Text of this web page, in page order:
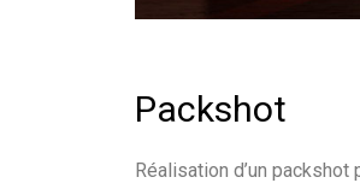
Packshot
Réalisation d’un